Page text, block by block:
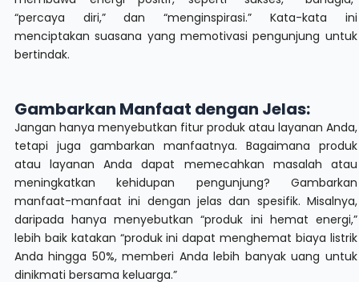
“percaya diri,” dan “menginspirasi.” Kata-kata ini
menciptakan suasana yang memotivasi pengunjung untuk
bertindak.
Gambarkan Manfaat dengan Jelas:
Jangan hanya menyebutkan fitur produk atau layanan Anda,
tetapi juga gambarkan manfaatnya. Bagaimana produk
atau layanan Anda dapat memecahkan masalah atau
meningkatkan kehidupan pengunjung? Gambarkan
manfaat-manfaat ini dengan jelas dan spesifik. Misalnya,
daripada hanya menyebutkan “produk ini hemat energi,”
lebih baik katakan “produk ini dapat menghemat biaya listrik
Anda hingga 50%, memberi Anda lebih banyak uang untuk
dinikmati bersama keluarga.”